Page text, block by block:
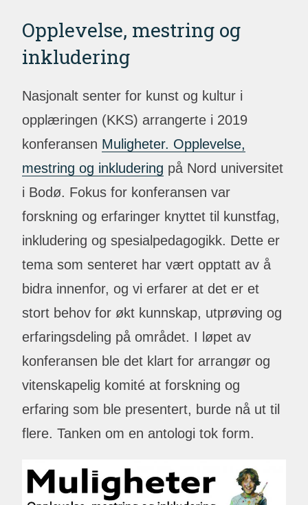
Opplevelse, mestring og
inkludering
Nasjonalt senter for kunst og kultur i
opplæringen (KKS) arrangerte i 2019
konferansen Muligheter. Opplevelse,
mestring og inkludering på Nord universitet
i Bodø. Fokus for konferansen var
forskning og erfaringer knyttet til kunstfag,
inkludering og spesialpedagogikk. Dette er
tema som senteret har vært opptatt av å
bidra innenfor, og vi erfarer at det er et
stort behov for økt kunnskap, utprøving og
erfaringsdeling på området. I løpet av
konferansen ble det klart for arrangør og
vitenskapelig komité at forskning og
erfaring som ble presentert, burde nå ut til
flere. Tanken om en antologi tok form.